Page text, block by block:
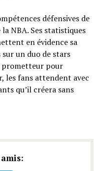
défensives de
NBA. Ses statistiques
en évidence sa
un duo de stars
prometteur pour
les fans attendent avec
qu’il créera sans